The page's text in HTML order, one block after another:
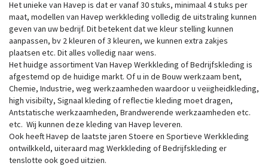
Het unieke van Havep is dat er vanaf 30 stuks, minimaal 4 stuks per
maat, modellen van Havep werkkleding volledig de uitstraling kunnen
geven van uw bedrijf. Dit betekent dat we kleur stelling kunnen
aanpassen, bv 2 kleuren of 3 kleuren, we kunnen extra zakjes
plaatsen etc. Dit alles volledig naar wens.
Het huidge assortiment Van Havep Werkkleding of Bedrijfskleding is
afgestemd op de huidige markt. Of u in de Bouw werkzaam bent,
Chemie, Industrie, weg werkzaamheden waardoor u veiigheidkleding,
high visibilty, Signaal kleding of reflectie kleding moet dragen,
Antstatische werkzaamheden, Brandwerende werkzaamheden etc.
etc. Wij kunnen deze kleding van Havep leveren.
Ook heeft Havep de laatste jaren Stoere en Sportieve Werkkleding
ontwilkkeld, uiteraard mag Werkkleding of Bedrijfskleding er
tenslotte ook goed uitzien.